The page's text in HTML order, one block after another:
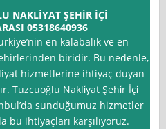
NAKLİYAT ŞEHİR İÇİ
05318640936
en kalabalık ve en
biridir. Bu nedenle,
hizmetlerine ihtiyaç duyan
Tuzcuoğlu Nakli̇yat Şehi̇r İçi̇
sunduğumuz hizmetler
bu ihtiyaçları karşılıyoruz.